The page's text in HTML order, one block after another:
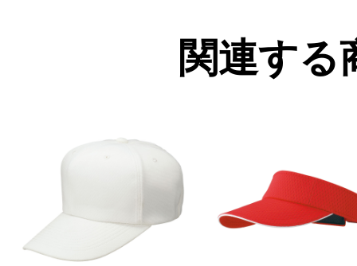
関連する